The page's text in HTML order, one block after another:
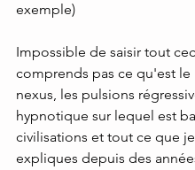
exemple)
Impossible de saisir tout
comprends pas ce qu'est le
nexus, les pulsions
hypnotique sur lequel est
civilisations et tout ce que
expliques depuis des